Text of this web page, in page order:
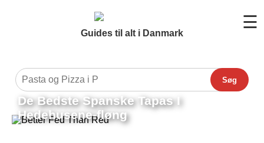
Guides til alt i Danmark
☰
Søg
De Bedste Spanske Tapas I
Hedehusene-fløng